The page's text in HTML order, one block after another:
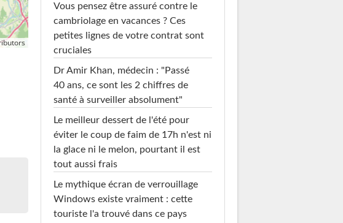
Vous pensez être assuré contre le
cambriolage en vacances ? Ces
petites lignes de votre contrat sont
cruciales
Dr Amir Khan, médecin : "Passé
40 ans, ce sont les 2 chiffres de
santé à surveiller absolument"
Le meilleur dessert de l'été pour
éviter le coup de faim de 17h n'est ni
la glace ni le melon, pourtant il est
tout aussi frais
Le mythique écran de verrouillage
Windows existe vraiment : cette
touriste l'a trouvé dans ce pays